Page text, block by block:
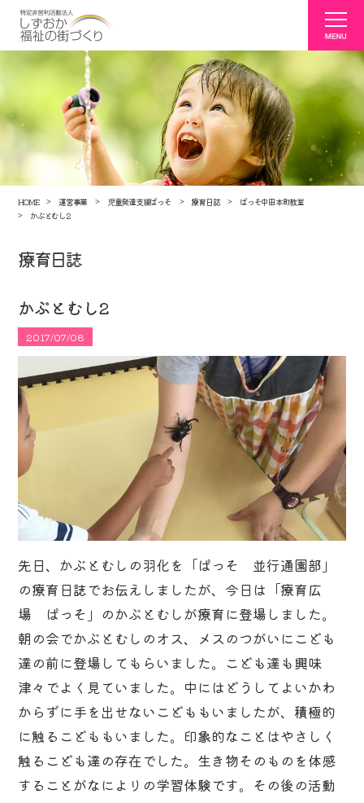
HOME 運営事業 児童発達支援ぱっそ 療育日誌
ぱっそ中田本町教室
かぶとむし2
療育日誌
かぶとむし2
2017/07/08
先日、かぶとむしの羽化を「ぱっそ 並行通園部」
の療育日誌でお伝えしましたが、今日は「療育広
場 ぱっそ」のかぶとむしが療育に登場しました。
朝の会でかぶとむしのオス、メスのつがいにこども
達の前に登場してもらいました。こども達も興味
津々でよく見ていました。中にはどうしてよいかわ
からずに手を出せないこどももいましたが、積極的
に触るこどももいました。印象的なことはやさしく
触るこども達の存在でした。生き物そのものを体感
することがなによりの学習体験です。その後の活動